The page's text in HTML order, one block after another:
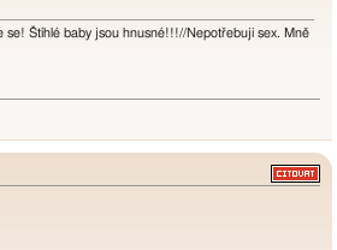
se! Štíhlé baby jsou hnusné!!!//Nepotřebuji sex. Mně